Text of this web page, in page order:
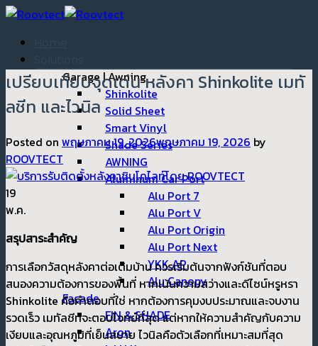
ข้าม
เนื้อหา
Garage | Awning
Shinkolite
Solid Sheet
Smart Vinyl
Shade Series
AWNING
Aluminum Car Port
Alu Port 7
Alu Port V
Alu Port Origin
Alu Port Next
YKK AP
Alu Canopy
Facade
FIN & SHADE
Aron
เปรียบเทียบจุดเด่น หลังคา Shinkolite เมทั
ลชีท และไวนิล
Posted on พฤษภาคม 19, 2026พฤษภาคม 19, 2026 by
ROOVTECT
19
พ.ค.
สรุปสาระสำคัญ
การเลือกวัสดุหลังคาต่อเติมบ้าน ควรเริ่มต้นจากฟังก์ชันที่ตอบ
สนองความต้องการของพื้นที่ หากเน้นความสว่างและดีไซน์หรูหรา
Shinkolite คือคำตอบที่ใช่ หากต้องการคุมงบประมาณและจบงาน
รวดเร็ว เมทัลชีทจะตอบโจทย์ที่สุด แต่หากให้ความสำคัญกับความ
เงียบและอุณหภูมิที่เย็นสบาย ไวนิลคือตัวเลือกที่เหมาะสมที่สุด